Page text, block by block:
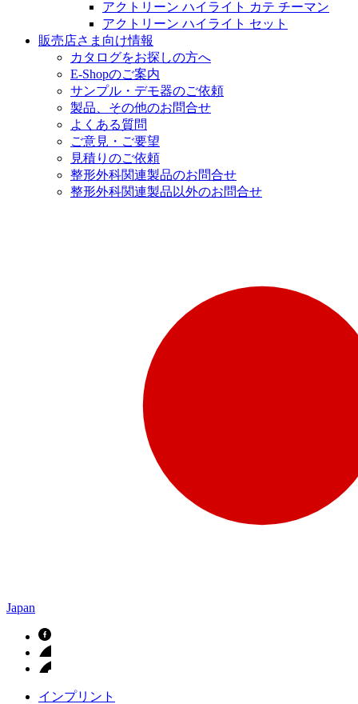
アクトリーン ハイライト カテ チーマン
アクトリーン ハイライト セット
販売店さま向け情報
カタログをお探しの方へ
E-Shopのご案内
サンプル・デモ器のご依頼
製品、その他のお問合せ
よくある質問
ご意見・ご要望
見積りのご依頼
整形外科関連製品のお問合せ
整形外科関連製品以外のお問合せ
Japan
インプリント